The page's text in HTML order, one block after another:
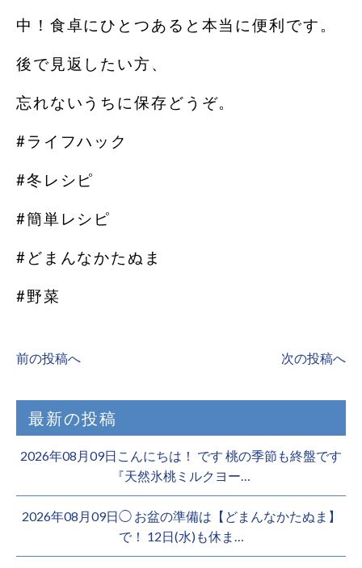
中！食卓にひとつあると本当に便利です。
後で見返したい方、
忘れないうちに保存どうぞ。
#ライフハック
#冬レシピ
#簡単レシピ
#どまんなかたぬま
#野菜
前の投稿へ 次の投稿へ
最新の投稿
2026年08月09日こんにちは！ です 桃の季節も終盤です
『天然氷桃ミルクヨー…
2026年08月09日◯ お盆の準備は【どまんなかたぬま】
で！ 12日(水)も休ま…